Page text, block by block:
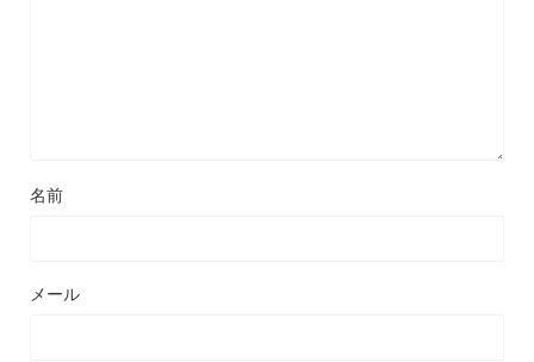
名前
メール